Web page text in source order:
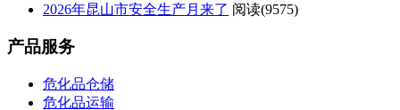
2026年昆山市安全生产月来了 阅读(9575)
产品服务
危化品仓储
危化品运输